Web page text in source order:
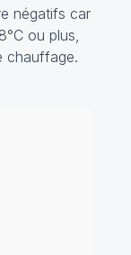
négatifs car
ou plus,
chauffage.